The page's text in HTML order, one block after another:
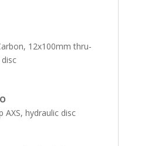
12x100mm thru-
AXS, hydraulic disc